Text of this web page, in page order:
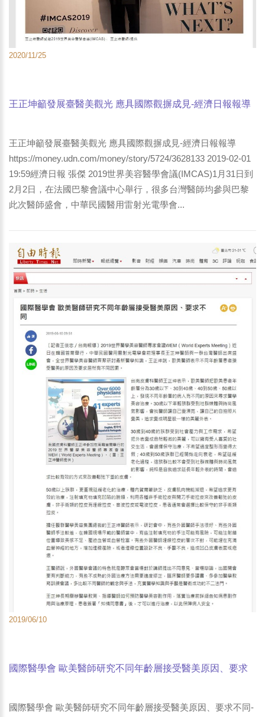
2020/11/25
王正坤籲發展臺醫美觀光 應具國際觀摒成見-經濟日報報導
王正坤籲發展臺醫美觀光 應具國際觀摒成見-經濟日報報導
https://money.udn.com/money/story/5724/3628133 2019-02-01
19:59經濟日報 張傑 2019世界美容醫學會議(IMCAS)1月31日到
2月2日，在法國巴黎會議中心舉行，很多台灣醫師均參與巴黎
此次醫師盛會，中華民國醫用雷射光電學會...
2019/06/10
國際醫學會 歐美醫師研究不同年齡層接受醫美原因、要求
國際醫學會 歐美醫師研究不同年齡層接受醫美原因、要求不同-